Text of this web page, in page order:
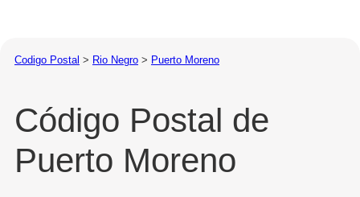
Codigo Postal > Rio Negro > Puerto Moreno
Código Postal de
Puerto Moreno